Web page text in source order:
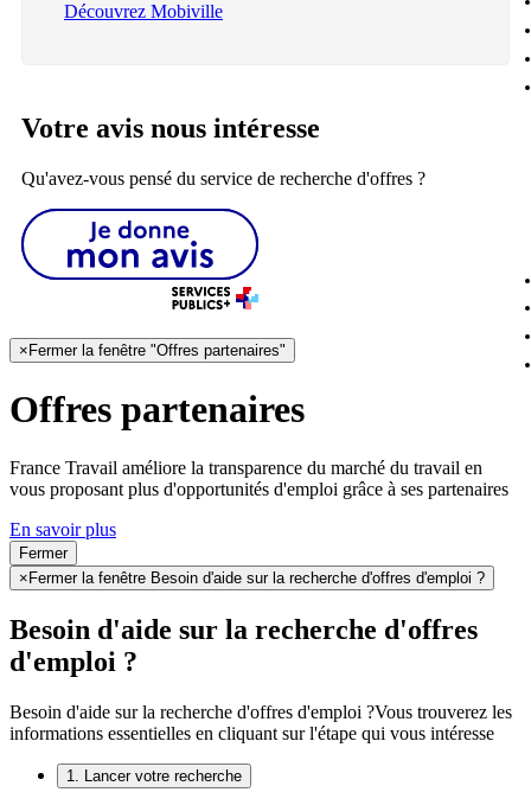
Découvrez Mobiville
Votre avis nous intéresse
Qu'avez-vous pensé du service de recherche d'offres ?
× Fermer la fenêtre "Offres partenaires"
Offres partenaires
France Travail améliore la transparence du marché du travail en
vous proposant plus d'opportunités d'emploi grâce à ses partenaires
En savoir plus
Fermer
× Fermer la fenêtre Besoin d'aide sur la recherche d'offres d'emploi ?
Besoin d'aide sur la recherche d'offres
d'emploi ?
Besoin d'aide sur la recherche d'offres d'emploi ?Vous trouverez les
informations essentielles en cliquant sur l'étape qui vous intéresse
1. Lancer votre recherche